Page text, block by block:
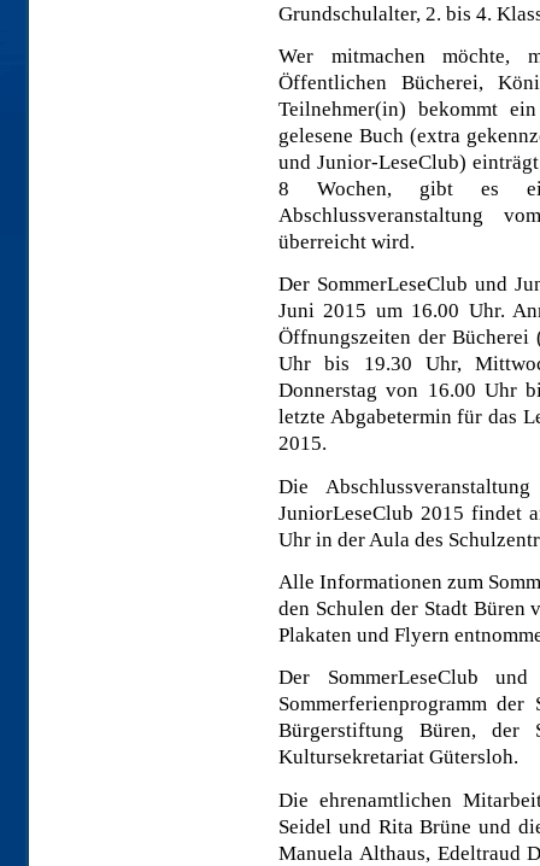
Grundschulalter, 2. bis 4.
Wer mitmachen möchte,
Öffentlichen Bücherei,
Teilnehmer(in) bekommt
gelesene Buch (extra
und Junior-LeseClub)
8 Wochen, gibt es
Abschlussveranstaltung
überreicht wird.
Der SommerLeseClub und
Juni 2015 um 16.00 Uhr.
Öffnungszeiten der
Uhr bis 19.30 Uhr,
Donnerstag von 16.00 Uhr
letzte Abgabetermin für das
2015.
Die
JuniorLeseClub 2015 findet
Uhr in der Aula des
Alle Informationen zum
den Schulen der Stadt Büren
Plakaten und Flyern
Der SommerLeseClub
Sommerferienprogramm
Bürgerstiftung Büren, der
Kultursekretariat Gütersloh.
Die ehrenamtlichen
Seidel und Rita Brüne und
Manuela Althaus, Edeltraud